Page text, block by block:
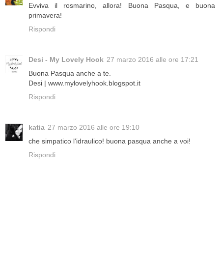
Evviva il rosmarino, allora! Buona Pasqua, e buona
primavera!
Rispondi
Desi - My Lovely Hook 27 marzo 2016 alle ore 17:21
Buona Pasqua anche a te.
Desi | www.mylovelyhook.blogspot.it
Rispondi
katia 27 marzo 2016 alle ore 19:10
che simpatico l'idraulico! buona pasqua anche a voi!
Rispondi